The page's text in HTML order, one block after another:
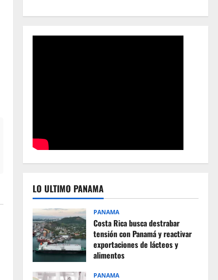
LO ULTIMO PANAMA
PANAMA
Costa Rica busca destrabar
tensión con Panamá y reactivar
exportaciones de lácteos y
alimentos
PANAMA